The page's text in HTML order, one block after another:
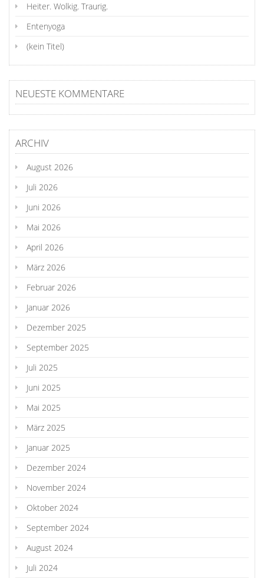
Heiter. Wolkig. Traurig.
Entenyoga
(kein Titel)
NEUESTE KOMMENTARE
ARCHIV
August 2026
Juli 2026
Juni 2026
Mai 2026
April 2026
März 2026
Februar 2026
Januar 2026
Dezember 2025
September 2025
Juli 2025
Juni 2025
Mai 2025
März 2025
Januar 2025
Dezember 2024
November 2024
Oktober 2024
September 2024
August 2024
Juli 2024